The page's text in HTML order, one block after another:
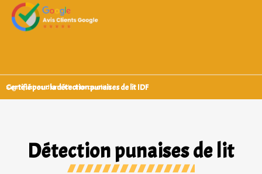
Certifié pour la détection punaises de lit IDF
Signataires d’une charte qualité
Détection punaises de lit